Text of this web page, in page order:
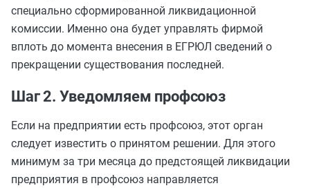
специально сформированной ликвидационной
комиссии. Именно она будет управлять фирмой
вплоть до момента внесения в ЕГРЮЛ сведений о
прекращении существования последней.
Шаг 2. Уведомляем профсоюз
Если на предприятии есть профсоюз, этот орган
следует известить о принятом решении. Для этого
минимум за три месяца до предстоящей ликвидации
предприятия в профсоюз направляется